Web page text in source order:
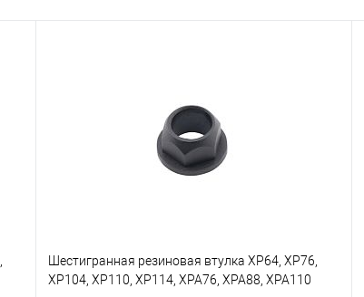
Шестигранная резиновая втулка XP64, XP76,
XP104, XP110, XP114, XPA76, XPA88, XPA110